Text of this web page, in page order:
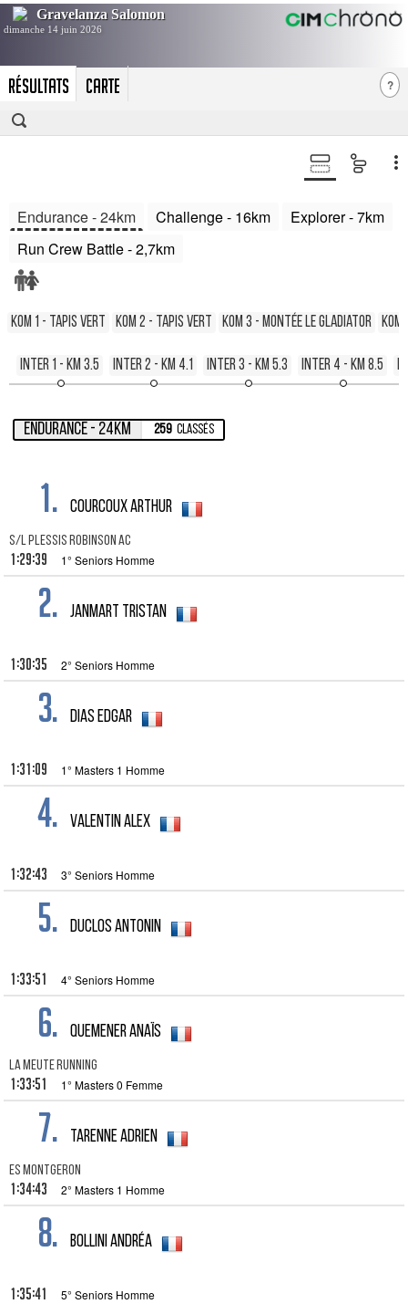
RÉSULTATS CARTE ?
Endurance - 24km Challenge - 16km
Explorer - 7km
Run Crew Battle - 2,7km
KOM 1 - Tapis Vert KOM 2 - Tapis Vert KOM 3 - Montée Le Gladiator
Inter 1 - KM 3.5 Inter 2 - KM 4.1 Inter 3 - KM 5.3 Inter 4 - KM 8.5
Endurance - 24km 259 Classés
1. Courcoux Arthur
S/L PLESSIS ROBINSON AC
1:29:39 1° Seniors Homme
2. Janmart Tristan
1:30:35 2° Seniors Homme
3. DIAS EDGAR
1:31:09 1° Masters 1 Homme
4. Valentin Alex
1:32:43 3° Seniors Homme
5. Duclos Antonin
1:33:51 4° Seniors Homme
6. Quemener Anaïs
LA MEUTE RUNNING
1:33:51 1° Masters 0 Femme
7. TARENNE Adrien
ES MONTGERON
1:34:43 2° Masters 1 Homme
8. Bollini Andréa
1:35:41 5° Seniors Homme